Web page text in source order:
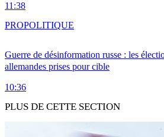
11:38
Guerre de désinformation russe : les
allemandes prises pour cible
10:36
PROPOLITIQUE
PLUS DE CETTE SECTION